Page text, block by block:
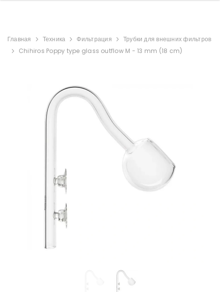
Главная Техника Фильтрация
Трубки для внешних фильтров
Chihiros Poppy type glass outflow M - 13 mm (18 cm)
Аквариумный
OPTISET 125
350,57 €